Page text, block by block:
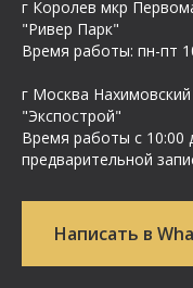
г Королев мкр
"Ривер Парк"
Время работы: пн-пт
г Москва
"Экспострой"
Время работы с 10:00
предварительной
Написать в